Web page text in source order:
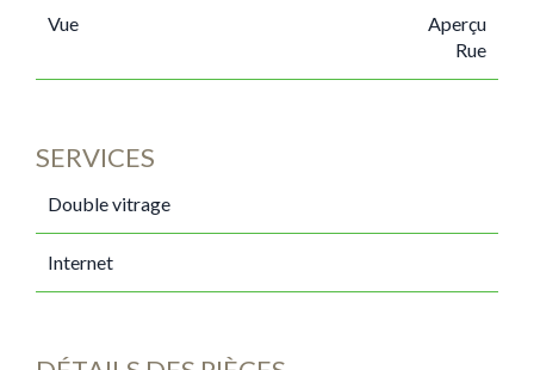
Vue
Aperçu
Rue
SERVICES
Double vitrage
Internet